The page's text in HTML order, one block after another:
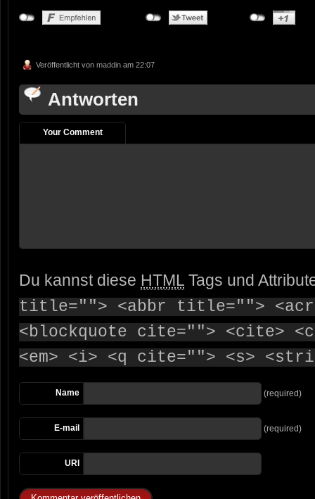
Veröffentlicht von maddin am 22:07
Antworten
Your Comment
Du kannst diese HTML Tags und
title=""> <abbr title="">
<blockquote cite=""> <cite>
<em> <i> <q cite=""> <s>
Name (required)
E-mail (required)
URI